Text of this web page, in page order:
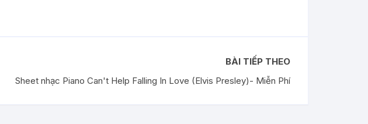
BÀI TIẾP THEO
Sheet nhạc Piano Can't Help Falling In Love (Elvis Presley)- Miễn Phí